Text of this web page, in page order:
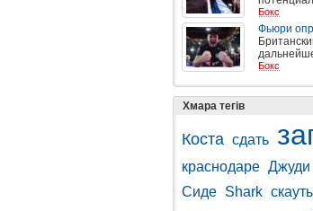
Бокс
Фьюри
Бокс
Хмара тегів
Коста сдать
краснодаре Джуди
Сиде Shark